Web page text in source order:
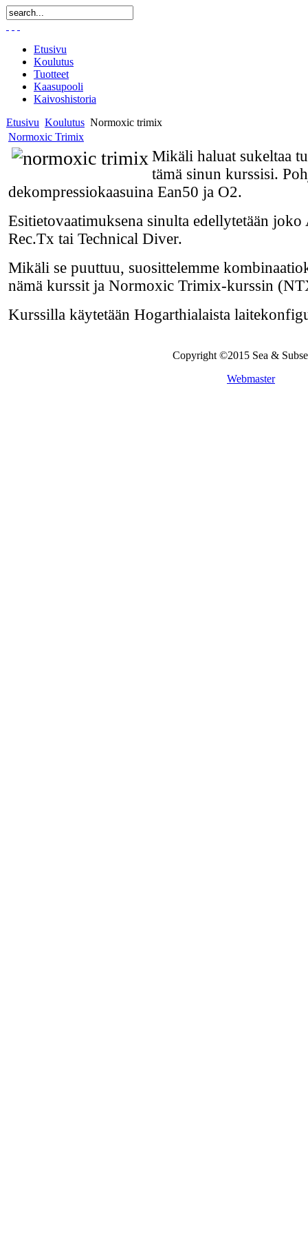
Etusivu
Koulutus
Tuotteet
Kaasupooli
Kaivoshistoria
Etusivu Koulutus Normoxic trimix
Normoxic Trimix
Mikäli haluat sukeltaa
tämä sinun kurssisi.
dekompressiokaasuina Ean50 ja O2.
Esitietovaatimuksena sinulta edellytetään
Rec.Tx tai Technical Diver.
Mikäli se puuttuu, suosittelemme
nämä kurssit ja Normoxic Trimix-kurssin
Kurssilla käytetään Hogarthialaista
Copyright ©2015 Sea &
Webmaster